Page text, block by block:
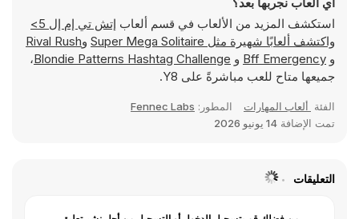
استكشف المزيد من الألعاب في قسم ألعاب
إتش تي إم إل 5>
واكتشف ألعابًا شهيرة مثل Super Mega Solitaire وRival Rush
و Bff Emergency و Blondie Patterns Hashtag Challenge،
جميعها متاح للعب مباشرةً على Y8.
الفئة ألعاب المهارات المطور: Fennec Labs
تمت الإضافة 14 يونيو 2026
التعليقات